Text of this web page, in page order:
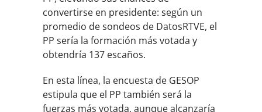
convertirse en presidente: según un
promedio de sondeos de DatosRTVE, el
PP sería la formación más votada y
obtendría 137 escaños.
En esta línea, la encuesta de GESOP
estipula que el PP también será la
fuerzas más votada, aunque alcanzaría